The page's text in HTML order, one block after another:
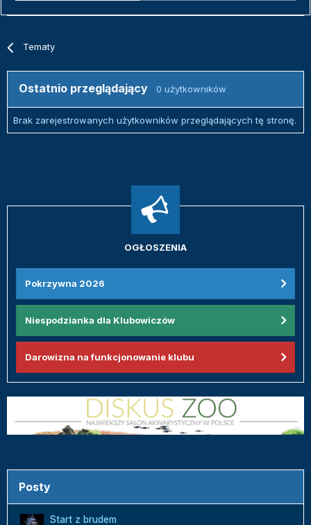
Tematy
Ostatnio przeglądający 0 użytkowników
Brak zarejestrowanych użytkowników przeglądających tę stronę.
OGŁOSZENIA
Pokrzywna 2026
Niespodzianka dla Klubowiczów
Darowizna na funkcjonowanie klubu
Posty
Start z brudem